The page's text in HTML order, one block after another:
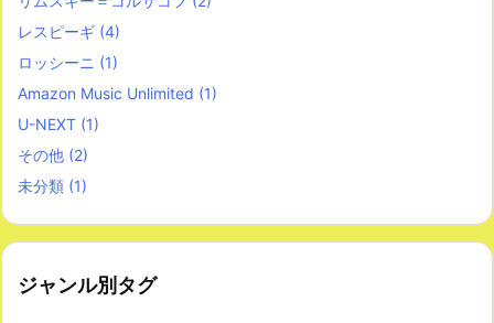
レスピーギ (4)
ロッシーニ (1)
Amazon Music Unlimited (1)
U-NEXT (1)
その他 (2)
未分類 (1)
ジャンル別タグ